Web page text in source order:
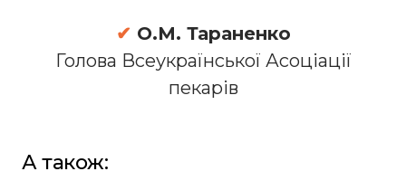
✔ О.М. Тараненко
Голова Всеукраїнської Асоціації
пекарів
А також: